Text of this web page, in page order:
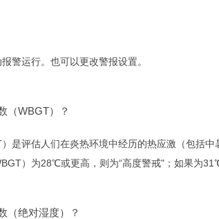
警运行。 也可以更改警报设置。
（WBGT）？
是评估人们在炎热环境中经历的热应激（包括中
）为28℃或更高，则为“高度警戒"；如果为
（绝对湿度）？